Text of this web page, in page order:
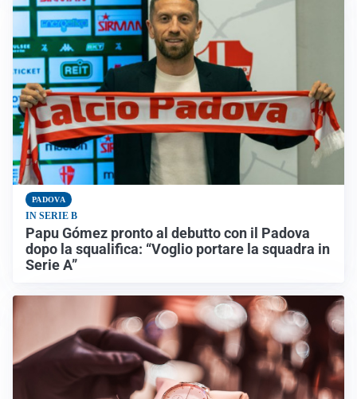
PADOVA
IN SERIE B
Papu Gómez pronto al debutto con il Padova
dopo la squalifica: “Voglio portare la squadra in
Serie A”